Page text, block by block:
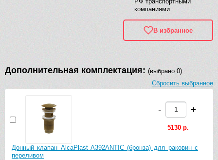
компаниями
В избранное
Дополнительная комплектация: (выбрано 0)
Сбросить выбранное
Донный клапан AlcaPlast A392ANTIC (бронза) для раковин с
переливом
- +
5130 р.